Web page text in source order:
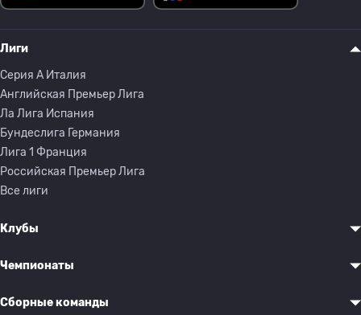
Лиги
Серия A Италия
Английская Премьер Лига
Ла Лига Испания
Бундеслига Германия
Лига 1 Франция
Российская Премьер Лига
Все лиги
Клубы
Чемпионаты
Сборные команды